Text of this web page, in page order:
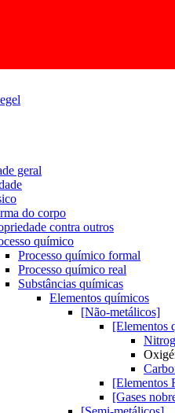
geral
do corpo
contra outros
químico
Processo químico formal
Processo químico real
Substâncias químicas
Elementos químicos
[Não-metálicos]
[Elementos
[Elementos
[Gases